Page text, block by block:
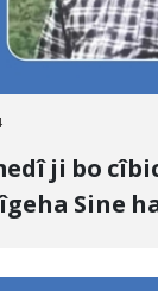
ji bo
Sine